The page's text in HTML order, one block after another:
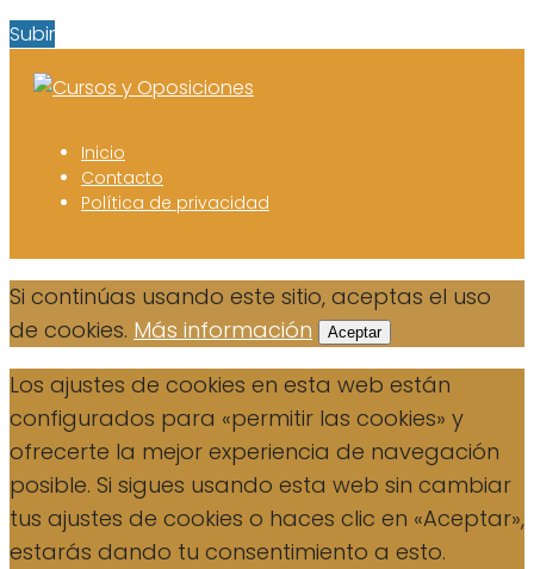
Subir
Inicio
Contacto
Política de privacidad
Si continúas usando este sitio, aceptas el uso
de cookies. Más información Aceptar
Los ajustes de cookies en esta web están
configurados para «permitir las cookies» y
ofrecerte la mejor experiencia de navegación
posible. Si sigues usando esta web sin cambiar
tus ajustes de cookies o haces clic en «Aceptar»,
estarás dando tu consentimiento a esto.